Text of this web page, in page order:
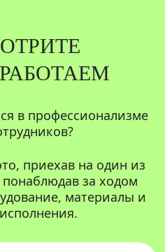
в профессионализме
приехав на один из
за ходом
материалы и